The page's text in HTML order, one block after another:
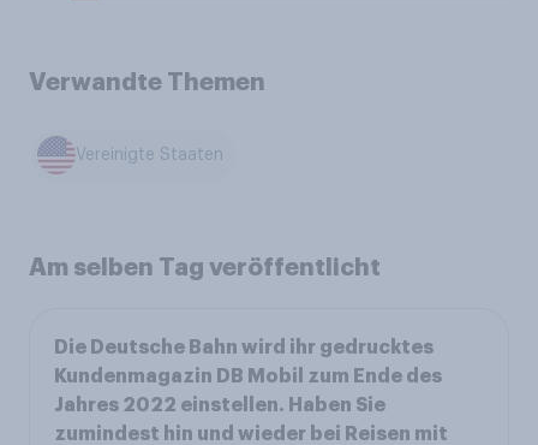
Verwandte Themen
Vereinigte Staaten
Am selben Tag veröffentlicht
Die Deutsche Bahn wird ihr gedrucktes
Kundenmagazin DB Mobil zum Ende des
Jahres 2022 einstellen. Haben Sie
zumindest hin und wieder bei Reisen mit